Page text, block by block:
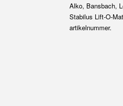
Alko, Bansbach,
Stabilus Lift-O-
artikelnummer.